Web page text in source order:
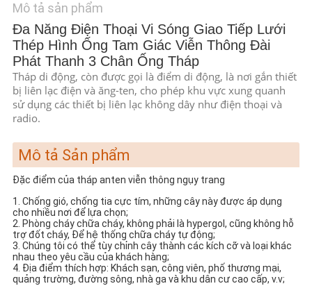
ĐỒ
TRANG
WEB
PRIVACY
POLICY
Mô tả sản phẩm
Đa Năng Điện Thoại Vi Sóng Giao Tiếp Lưới
Thép Hình Ống Tam Giác Viễn Thông Đài
Phát Thanh 3 Chân Ống Tháp
Tháp di động, còn được gọi là điểm di động, là nơi gắn thiết
bị liên lạc điện và ăng-ten, cho phép khu vực xung quanh
sử dụng các thiết bị liên lạc không dây như điện thoại và
radio.
Mô tả Sản phẩm
Đặc điểm của tháp anten viễn thông ngụy trang
1. Chống gió, chống tia cực tím, những cây này được áp dụng
cho nhiều nơi để lựa chọn;
2. Phòng cháy chữa cháy, không phải là hypergol, cũng không hỗ
trợ đốt cháy, Để hệ thống chữa cháy tự động;
3. Chúng tôi có thể tùy chỉnh cây thành các kích cỡ và loại khác
nhau theo yêu cầu của khách hàng;
4. Địa điểm thích hợp: Khách sạn, công viên, phố thương mại,
quảng trường, đường sông, nhà ga và khu dân cư cao cấp, v.v;